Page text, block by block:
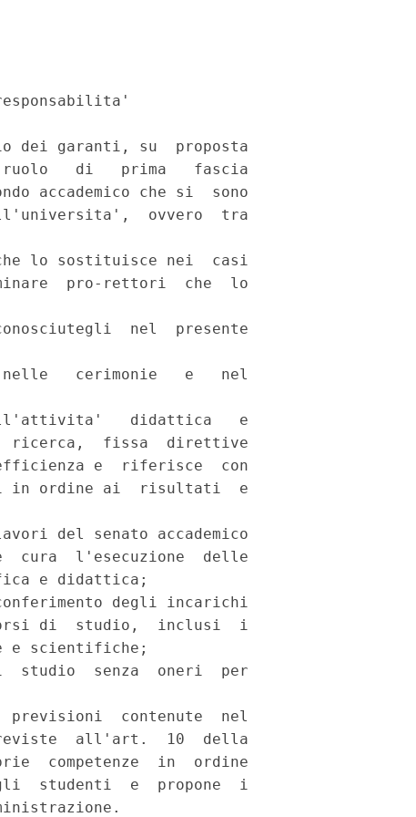
dei garanti, su  proposta
di   prima   fascia
accademico che si  sono
ovvero  tra
lo sostituisce nei  casi
pro-rettori  che  lo
nel  presente
cerimonie   e   nel
didattica   e
ricerca,  fissa  direttive
e  riferisce  con
in ordine ai  risultati  e
del senato accademico
cura  l'esecuzione  delle
e didattica;
degli incarichi
corsi di  studio,  inclusi  i
e scientifiche;
studio  senza  oneri  per
previsioni  contenute  nel
all'art.  10  della
competenze  in  ordine
studenti  e  propone  i